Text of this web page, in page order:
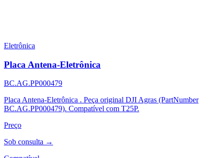
Eletrônica
Placa Antena-Eletrônica
BC.AG.PP000479
Placa Antena-Eletrônica . Peça original DJI Agras (PartNumber
BC.AG.PP000479). Compatível com T25P.
Preço
Sob consulta →